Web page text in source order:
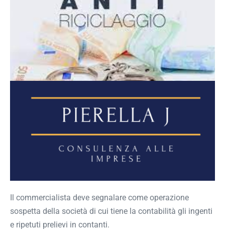
Il commercialista deve segnalare come operazione
sospetta della società di cui tiene la contabilità gli ingenti
e ripetuti prelievi in contanti.